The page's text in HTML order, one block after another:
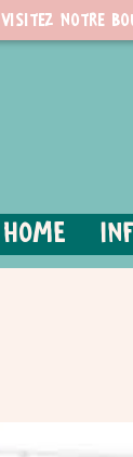
Visitez notre
Home